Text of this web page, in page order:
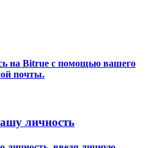
на Bitrue с помощью вашего
почты.
личность